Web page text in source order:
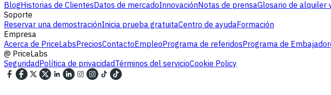
BlogHistorias de ClientesDatos de mercadoInnovaciónNotas de prensaGlosario de alquiler
Soporte
Reservar una demostraciónInicia prueba gratuitaCentro de ayudaFormación
Empresa
Acerca de PriceLabsPreciosContactoEmpleoPrograma de referidosPrograma de
@ PriceLabs
SeguridadPolítica de privacidadTérminos del servicioCookie Policy